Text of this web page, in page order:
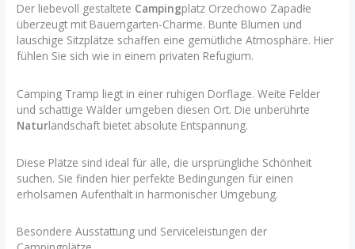
Der liebevoll gestaltete Campingplatz Orzechowo Zapadłe
überzeugt mit Bauerngarten-Charme. Bunte Blumen und
lauschige Sitzplätze schaffen eine gemütliche Atmosphäre. Hier
fühlen Sie sich wie in einem privaten Refugium.
Camping Tramp liegt in einer ruhigen Dorflage. Weite Felder
und schattige Wälder umgeben diesen Ort. Die unberührte
Naturlandschaft bietet absolute Entspannung.
Diese Plätze sind ideal für alle, die ursprüngliche Schönheit
suchen. Sie finden hier perfekte Bedingungen für einen
erholsamen Aufenthalt in harmonischer Umgebung.
Besondere Ausstattung und Serviceleistungen der